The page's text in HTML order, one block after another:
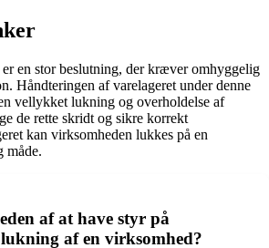
en stor beslutning, der kræver omhyggelig
Håndteringen af varelageret under denne
vellykket lukning og overholdelse af
de rette skridt og sikre korrekt
kan virksomheden lukkes på en
måde.
af at have styr på
af en virksomhed?